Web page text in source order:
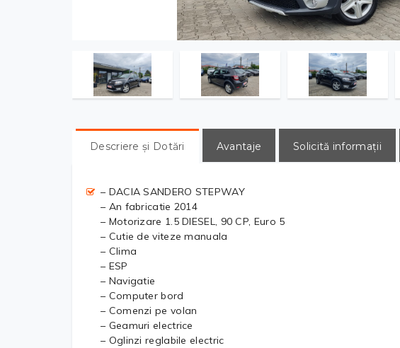
Descriere și Dotări Avantaje Solicită informații
– DACIA SANDERO STEPWAY
– An fabricatie 2014
– Motorizare 1.5 DIESEL, 90 CP, Euro 5
– Cutie de viteze manuala
– Clima
– ESP
– Navigatie
– Computer bord
– Comenzi pe volan
– Geamuri electrice
– Oglinzi reglabile electric